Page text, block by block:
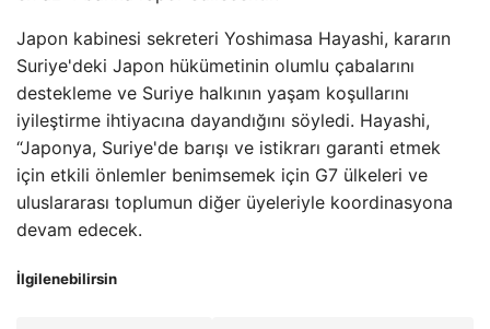
Japon kabinesi sekreteri Yoshimasa Hayashi, kararın
Suriye'deki Japon hükümetinin olumlu çabalarını
destekleme ve Suriye halkının yaşam koşullarını
iyileştirme ihtiyacına dayandığını söyledi. Hayashi,
“Japonya, Suriye'de barışı ve istikrarı garanti etmek
için etkili önlemler benimsemek için G7 ülkeleri ve
uluslararası toplumun diğer üyeleriyle koordinasyona
devam edecek.
İlgilenebilirsin